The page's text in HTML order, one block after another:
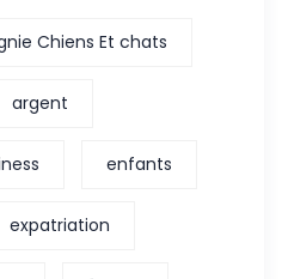
Chiens Et chats
argent
enfants
expatriation